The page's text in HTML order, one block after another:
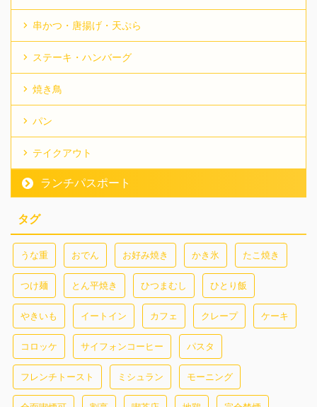
串かつ・唐揚げ・天ぷら
ステーキ・ハンバーグ
焼き鳥
パン
テイクアウト
ランチパスポート
タグ
うな重 おでん お好み焼き かき氷 たこ焼き
つけ麺 とん平焼き ひつまむし ひとり飯
やきいも イートイン カフェ クレープ ケーキ
コロッケ サイフォンコーヒー パスタ
フレンチトースト ミシュラン モーニング